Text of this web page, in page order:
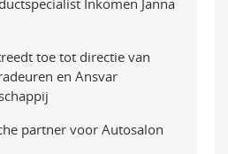
Inkomen Janna
toe tot directie van
en Ansvar
partner voor Autosalon